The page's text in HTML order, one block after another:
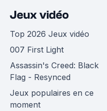
Jeux vidéo
Top 2026 Jeux vidéo
007 First Light
Assassin's Creed: Black
Flag - Resynced
Jeux populaires en ce
moment